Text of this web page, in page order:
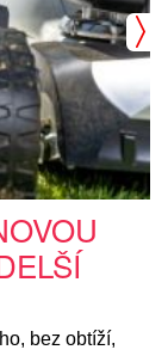
bez obtíží,